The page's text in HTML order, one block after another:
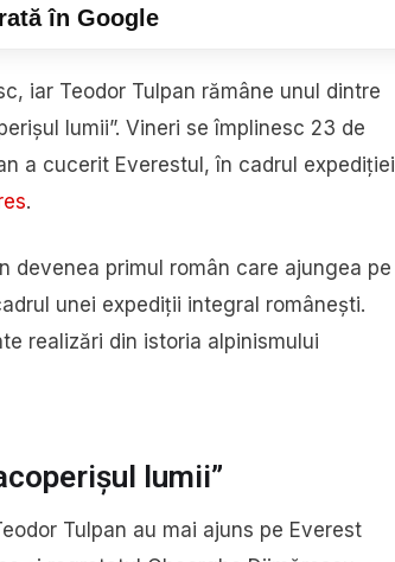
în Google
iar Teodor Tulpan rămâne unul dintre
lumii”. Vineri se împlinesc 23 de
a cucerit Everestul, în cadrul expediției
.
devenea primul român care ajungea pe
unei expediții integral românești.
realizări din istoria alpinismului
lumii”
Tulpan au mai ajuns pe Everest